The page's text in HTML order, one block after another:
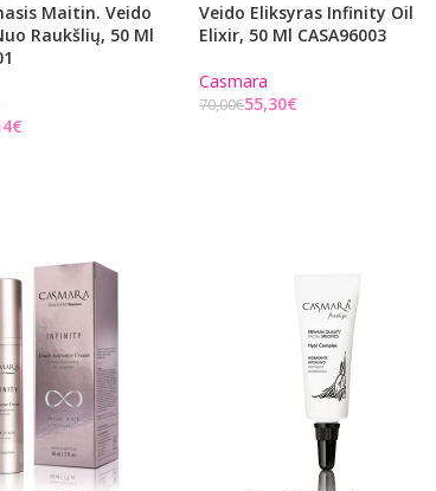
Maitin. Veido
Raukšlių, 50 Ml
€
Veido Eliksyras Infinity Oil
Elixir, 50 Ml CASA96003
Casmara
70,00€55,30€